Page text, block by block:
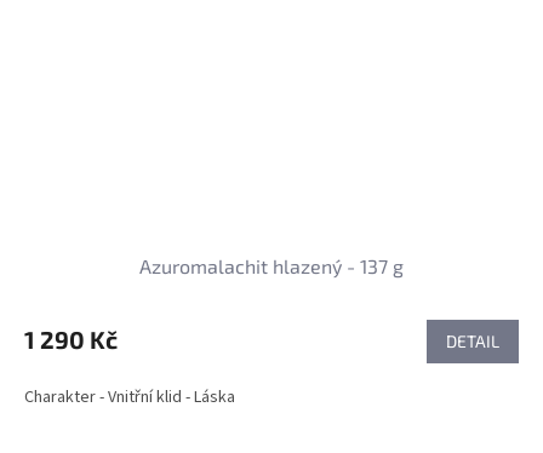
Azuromalachit hlazený - 137 g
1 290 Kč DETAIL
Charakter - Vnitřní klid - Láska